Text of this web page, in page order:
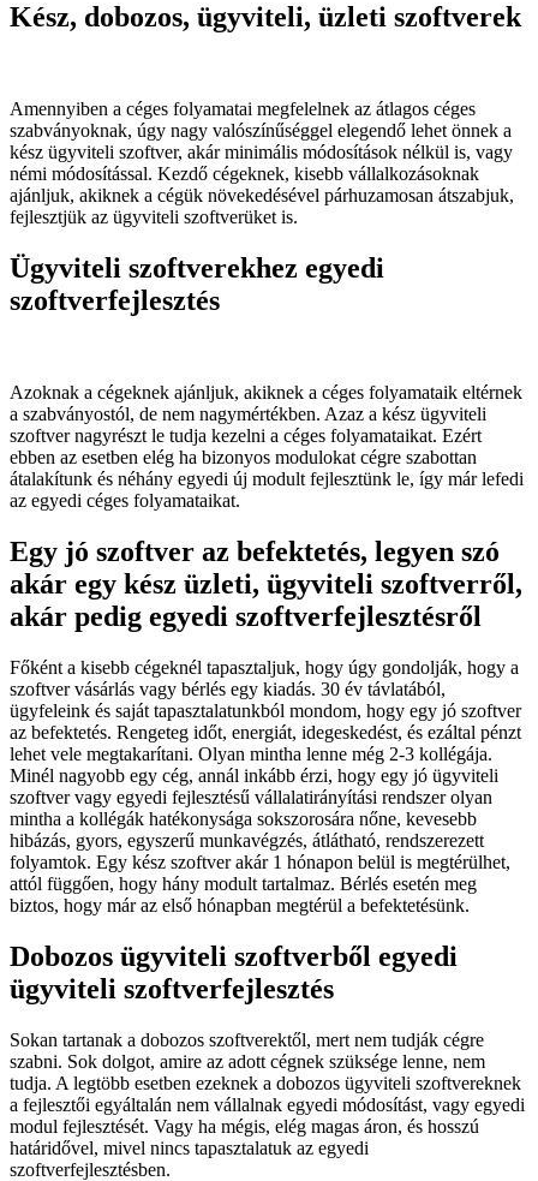
Kész, dobozos, ügyviteli, üzleti szoftverek
Amennyiben a céges folyamatai megfelelnek az átlagos céges
szabványoknak, úgy nagy valószínűséggel elegendő lehet önnek a
kész ügyviteli szoftver, akár minimális módosítások nélkül is, vagy
némi módosítással. Kezdő cégeknek, kisebb vállalkozásoknak
ajánljuk, akiknek a cégük növekedésével párhuzamosan átszabjuk,
fejlesztjük az ügyviteli szoftverüket is.
Ügyviteli szoftverekhez egyedi
szoftverfejlesztés
Azoknak a cégeknek ajánljuk, akiknek a céges folyamataik eltérnek
a szabványostól, de nem nagymértékben. Azaz a kész ügyviteli
szoftver nagyrészt le tudja kezelni a céges folyamataikat. Ezért
ebben az esetben elég ha bizonyos modulokat cégre szabottan
átalakítunk és néhány egyedi új modult fejlesztünk le, így már lefedi
az egyedi céges folyamataikat.
Egy jó szoftver az befektetés, legyen szó
akár egy kész üzleti, ügyviteli szoftverről,
akár pedig egyedi szoftverfejlesztésről
Főként a kisebb cégeknél tapasztaljuk, hogy úgy gondolják, hogy a
szoftver vásárlás vagy bérlés egy kiadás. 30 év távlatából,
ügyfeleink és saját tapasztalatunkból mondom, hogy egy jó szoftver
az befektetés. Rengeteg időt, energiát, idegeskedést, és ezáltal pénzt
lehet vele megtakarítani. Olyan mintha lenne még 2-3 kollégája.
Minél nagyobb egy cég, annál inkább érzi, hogy egy jó ügyviteli
szoftver vagy egyedi fejlesztésű vállalatirányítási rendszer olyan
mintha a kollégák hatékonysága sokszorosára nőne, kevesebb
hibázás, gyors, egyszerű munkavégzés, átlátható, rendszerezett
folyamtok. Egy kész szoftver akár 1 hónapon belül is megtérülhet,
attól függően, hogy hány modult tartalmaz. Bérlés esetén meg
biztos, hogy már az első hónapban megtérül a befektetésünk.
Dobozos ügyviteli szoftverből egyedi
ügyviteli szoftverfejlesztés
Sokan tartanak a dobozos szoftverektől, mert nem tudják cégre
szabni. Sok dolgot, amire az adott cégnek szüksége lenne, nem
tudja. A legtöbb esetben ezeknek a dobozos ügyviteli szoftvereknek
a fejlesztői egyáltalán nem vállalnak egyedi módosítást, vagy egyedi
modul fejlesztését. Vagy ha mégis, elég magas áron, és hosszú
határidővel, mivel nincs tapasztalatuk az egyedi
szoftverfejlesztésben.